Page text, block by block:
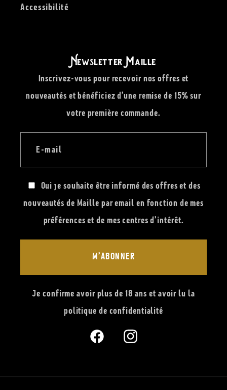
Accessibilité
Newsletter Maille
Inscrivez-vous pour recevoir nos offres et
nouveautés et bénéficiez d’une remise de 15% sur
votre première commande.
E-mail
Oui je souhaite être informé des offres et des
nouveautés de Maille par email en fonction de mes
préférences et de mes centres d’intérêt.
M’ABONNER
Je confirme avoir plus de 18 ans et avoir lu la
politique de confidentialité
Facebook Instagram